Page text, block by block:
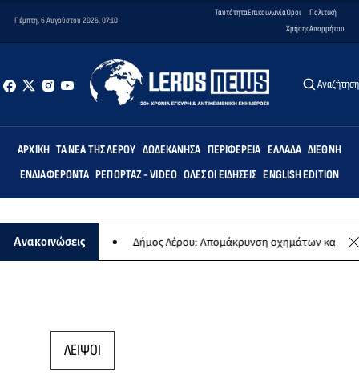
Πέμπτη, 6 Αυγούστου 2026, 07:10
ΤαυτότηταΕπικοινωνίαΌροι
Χρήσης
Πολιτική
Απορρήτου
Αναζήτηση
ΑΡΧΙΚΉ ΤΑ ΝΈΑ ΤΗΣ ΛΈΡΟΥ ΔΩΔΕΚΆΝΗΣΑ ΠΕΡΙΦΈΡΕΙΑ ΕΛΛΆΔΑ ΔΙΕΘΝΉ
ΕΝΔΙΑΦΈΡΟΝΤΑ ΡΕΠΟΡΤΆΖ - VIDEO ΌΛΕΣ ΟΙ ΕΙΔΉΣΕΙΣ ENGLISH EDITION
Ανακοινώσεις
συναυλίας Δήμος Λέρου: Απομάκρυνση οχημάτων και σκαφών
ΛΕΙΨΟΙ